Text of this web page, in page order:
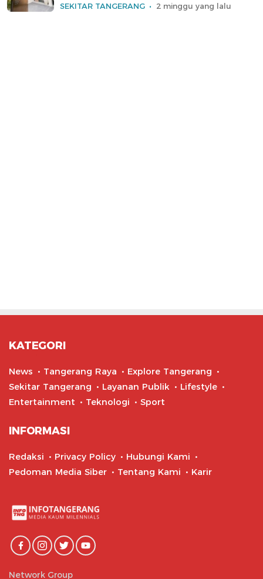
SEKITAR TANGERANG 2 minggu yang lalu
KATEGORI
News Tangerang Raya
Explore Tangerang
Sekitar Tangerang
Layanan Publik
Lifestyle
Entertainment
Teknologi Sport
INFORMASI
Redaksi Privacy Policy
Hubungi Kami
Pedoman Media Siber
Tentang Kami Karir
Network Group